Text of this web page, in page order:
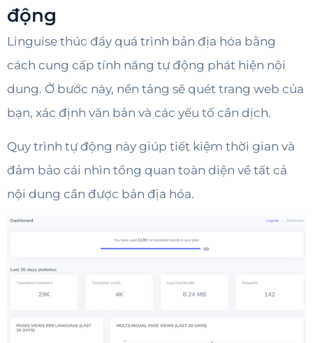
động
Linguise thúc đẩy quá trình bản địa hóa bằng
cách cung cấp tính năng tự động phát hiện nội
dung. Ở bước này, nền tảng sẽ quét trang web của
bạn, xác định văn bản và các yếu tố cần dịch.
Quy trình tự động này giúp tiết kiệm thời gian và
đảm bảo cái nhìn tổng quan toàn diện về tất cả
nội dung cần được bản địa hóa.